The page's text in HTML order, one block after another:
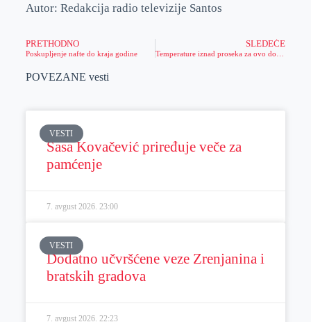
Autor: Redakcija radio televizije Santos
PRETHODNO
Poskupljenje nafte do kraja godine
SLEDEĆE
POVEZANE vesti
VESTI
Sasa Kovačević priređuje veče za
pamćenje
7. avgust 2026. 23:00
VESTI
Dodatno učvršćene veze Zrenjanina i
bratskih gradova
7. avgust 2026. 22:23